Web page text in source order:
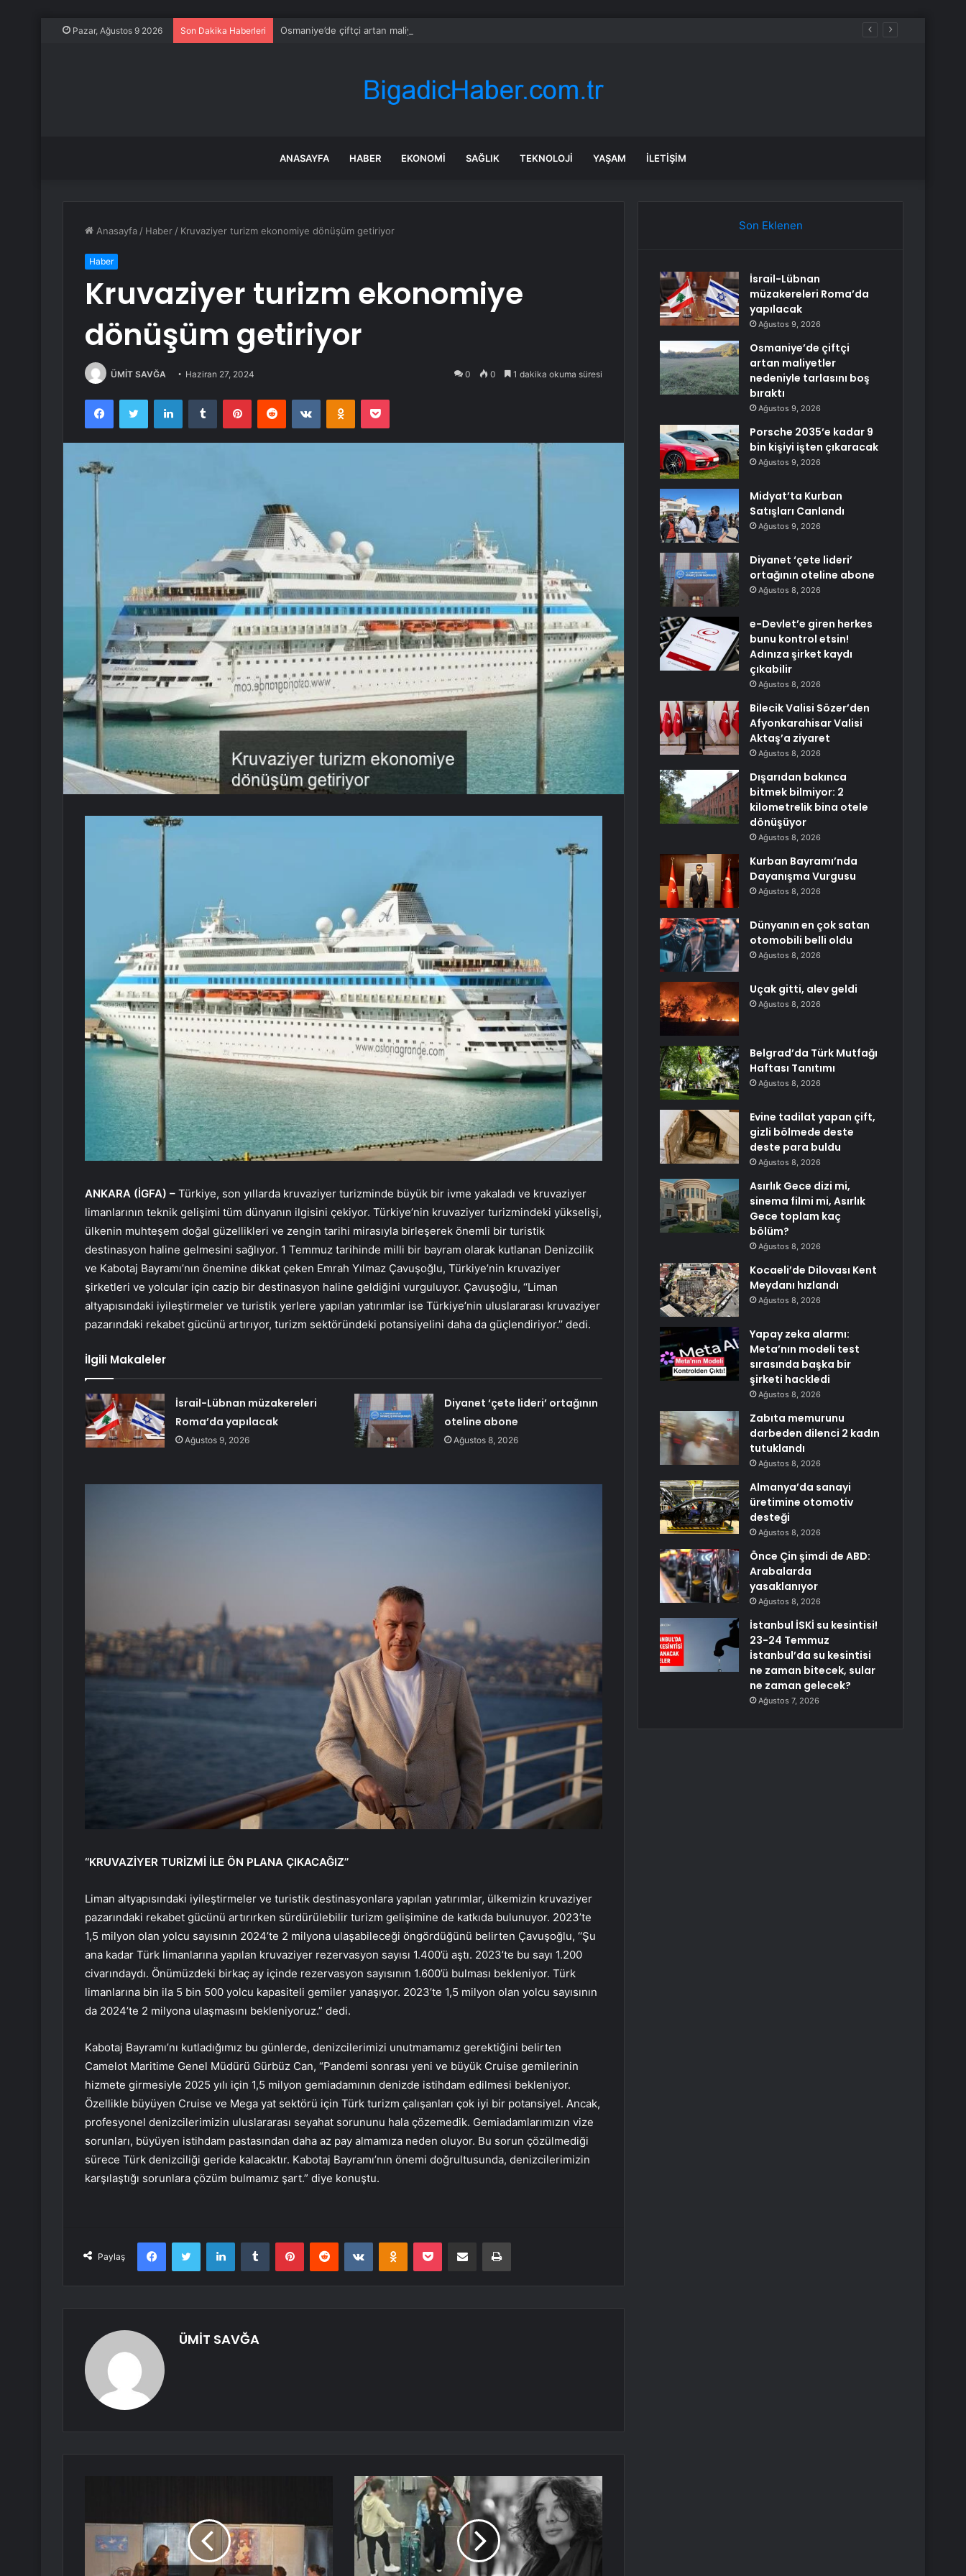
Pazar, Ağustos 9 2026 Son Dakika Haberleri Osmaniye’de çiftçi artan maliyetler nedeniyle tarlasını boş bıraktı
ANASAYFA HABER EKONOMI SAĞLIK TEKNOLOJI YAŞAM İLETIŞIM
Anasayfa / Haber / Kruvaziyer turizm ekonomiye dönüşüm getiriyor
Haber
Kruvaziyer turizm ekonomiye
dönüşüm getiriyor
ÜMİT SAVĞA Haziran 27, 2024 0 0 1 dakika okuma süresi
FacebookTwitter LinkedInTumblr PinterestReddit VKontakteOdnoklassniki
Pocket
ANKARA (İGFA) – Türkiye, son yıllarda kruvaziyer turizminde büyük bir ivme yakaladı ve kruvaziyer
limanlarının teknik gelişimi tüm dünyanın ilgisini çekiyor. Türkiye’nin kruvaziyer turizmindeki yükselişi,
ülkenin muhteşem doğal güzellikleri ve zengin tarihi mirasıyla birleşerek önemli bir turistik
destinasyon haline gelmesini sağlıyor. 1 Temmuz tarihinde milli bir bayram olarak kutlanan Denizcilik
ve Kabotaj Bayramı’nın önemine dikkat çeken Emrah Yılmaz Çavuşoğlu, Türkiye’nin kruvaziyer
şirketleri ve yolcular için cazip bir destinasyon haline geldiğini vurguluyor. Çavuşoğlu, ‘‘Liman
altyapısındaki iyileştirmeler ve turistik yerlere yapılan yatırımlar ise Türkiye’nin uluslararası kruvaziyer
pazarındaki rekabet gücünü artırıyor, turizm sektöründeki potansiyelini daha da güçlendiriyor.’’ dedi.
İlgili Makaleler
İsrail-Lübnan müzakereleri
Roma’da yapılacak
Ağustos 9, 2026
Diyanet ‘çete lideri’ ortağının
oteline abone
Ağustos 8, 2026
‘‘KRUVAZİYER TURİZMİ İLE ÖN PLANA ÇIKACAĞIZ’’
Liman altyapısındaki iyileştirmeler ve turistik destinasyonlara yapılan yatırımlar, ülkemizin kruvaziyer
pazarındaki rekabet gücünü artırırken sürdürülebilir turizm gelişimine de katkıda bulunuyor. 2023’te
1,5 milyon olan yolcu sayısının 2024’te 2 milyona ulaşabileceği öngördüğünü belirten Çavuşoğlu, ‘‘Şu
ana kadar Türk limanlarına yapılan kruvaziyer rezervasyon sayısı 1.400’ü aştı. 2023’te bu sayı 1.200
civarındaydı. Önümüzdeki birkaç ay içinde rezervasyon sayısının 1.600’ü bulması bekleniyor. Türk
limanlarına bin ila 5 bin 500 yolcu kapasiteli gemiler yanaşıyor. 2023’te 1,5 milyon olan yolcu sayısının
da 2024’te 2 milyona ulaşmasını bekleniyoruz.” dedi.
Kabotaj Bayramı’nı kutladığımız bu günlerde, denizcilerimizi unutmamamız gerektiğini belirten
Camelot Maritime Genel Müdürü Gürbüz Can, “Pandemi sonrası yeni ve büyük Cruise gemilerinin
hizmete girmesiyle 2025 yılı için 1,5 milyon gemiadamının denizde istihdam edilmesi bekleniyor.
Özellikle büyüyen Cruise ve Mega yat sektörü için Türk turizm çalışanları çok iyi bir potansiyel. Ancak,
profesyonel denizcilerimizin uluslararası seyahat sorununu hala çözemedik. Gemiadamlarımızın vize
sorunları, büyüyen istihdam pastasından daha az pay almamıza neden oluyor. Bu sorun çözülmediği
sürece Türk denizciliği geride kalacaktır. Kabotaj Bayramı’nın önemi doğrultusunda, denizcilerimizin
karşılaştığı sorunlara çözüm bulmamız şart.” diye konuştu.
Paylaş
FacebookTwitter LinkedInTumblr PinterestReddit VKontakteOdnoklassniki
Pocket E-Posta ile paylaş Yazdır
ÜMİT SAVĞA
Son Eklenen
İsrail-Lübnan
müzakereleri Roma’da
yapılacak
Ağustos 9, 2026
Osmaniye’de çiftçi
artan maliyetler
nedeniyle tarlasını boş
bıraktı
Ağustos 9, 2026
Porsche 2035’e kadar 9
bin kişiyi işten çıkaracak
Ağustos 9, 2026
Midyat’ta Kurban
Satışları Canlandı
Ağustos 9, 2026
Diyanet ‘çete lideri’
ortağının oteline abone
Ağustos 8, 2026
e-Devlet’e giren herkes
bunu kontrol etsin!
Adınıza şirket kaydı
çıkabilir
Ağustos 8, 2026
Bilecik Valisi Sözer’den
Afyonkarahisar Valisi
Aktaş’a ziyaret
Ağustos 8, 2026
Dışarıdan bakınca
bitmek bilmiyor: 2
kilometrelik bina otele
dönüşüyor
Ağustos 8, 2026
Kurban Bayramı’nda
Dayanışma Vurgusu
Ağustos 8, 2026
Dünyanın en çok satan
otomobili belli oldu
Ağustos 8, 2026
Uçak gitti, alev geldi
Ağustos 8, 2026
Belgrad’da Türk Mutfağı
Haftası Tanıtımı
Ağustos 8, 2026
Evine tadilat yapan çift,
gizli bölmede deste
deste para buldu
Ağustos 8, 2026
Asırlık Gece dizi mi,
sinema filmi mi, Asırlık
Gece toplam kaç
bölüm?
Ağustos 8, 2026
Kocaeli’de Dilovası Kent
Meydanı hızlandı
Ağustos 8, 2026
Yapay zeka alarmı:
Meta’nın modeli test
sırasında başka bir
şirketi hackledi
Ağustos 8, 2026
Zabıta memurunu
darbeden dilenci 2 kadın
tutuklandı
Ağustos 8, 2026
Almanya’da sanayi
üretimine otomotiv
desteği
Ağustos 8, 2026
Önce Çin şimdi de ABD:
Arabalarda
yasaklanıyor
Ağustos 8, 2026
İstanbul İSKİ su kesintisi!
23-24 Temmuz
İstanbul’da su kesintisi
ne zaman bitecek, sular
ne zaman gelecek?
Ağustos 7, 2026